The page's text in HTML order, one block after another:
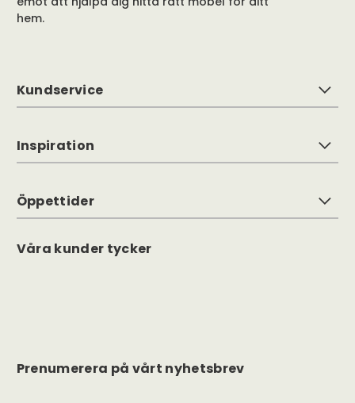
hem.
Kundservice
Inspiration
Öppettider
Våra kunder tycker
Prenumerera på vårt nyhetsbrev